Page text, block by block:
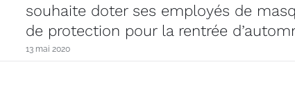
souhaite doter ses employés de
de protection pour la rentrée
13 mai 2020